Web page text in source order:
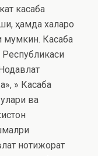
касаба
ҳамда халқаро
мумкин. Касаба
» Касаба
ва
нотижорат